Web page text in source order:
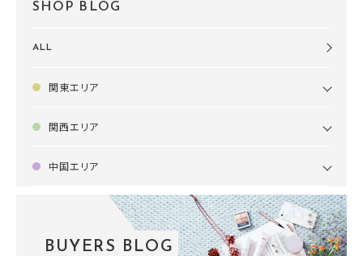
SHOP BLOG
ALL
関東エリア
関西エリア
中国エリア
BUYERS BLOG